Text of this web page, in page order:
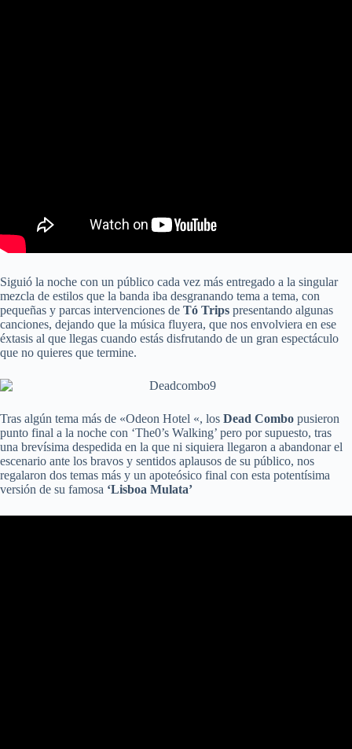
Siguió la noche con un público cada vez más entregado a la singular
mezcla de estilos que la banda iba desgranando tema a tema, con
pequeñas y parcas intervenciones de Tó Trips presentando algunas
canciones, dejando que la música fluyera, que nos envolviera en ese
éxtasis al que llegas cuando estás disfrutando de un gran espectáculo
que no quieres que termine.
Tras algún tema más de «Odeon Hotel «, los Dead Combo pusieron
punto final a la noche con ‘The0’s Walking’ pero por supuesto, tras
una brevísima despedida en la que ni siquiera llegaron a abandonar el
escenario ante los bravos y sentidos aplausos de su público, nos
regalaron dos temas más y un apoteósico final con esta potentísima
versión de su famosa ‘Lisboa Mulata’